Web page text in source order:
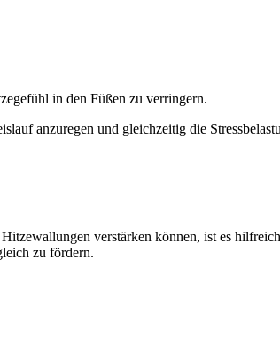
in den Füßen zu verringern.
anzuregen und gleichzeitig die
verstärken können, ist es
zu fördern.